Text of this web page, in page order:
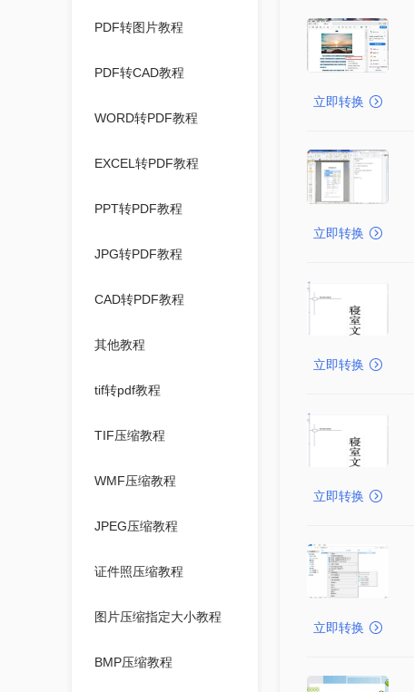
PDF转图片教程
PDF转CAD教程
WORD转PDF教程
EXCEL转PDF教程
PPT转PDF教程
JPG转PDF教程
CAD转PDF教程
其他教程
tif转pdf教程
TIF压缩教程
WMF压缩教程
JPEG压缩教程
证件照压缩教程
图片压缩指定大小教程
BMP压缩教程
立即转换
立即转换
立即转换
立即转换
立即转换